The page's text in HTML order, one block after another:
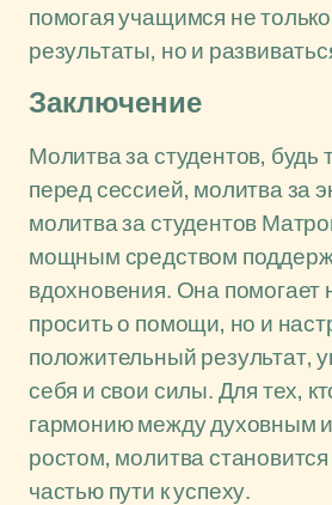
помогая учащимся не
результаты, но и
Заключение
Молитва за студентов, будь
перед сессией, молитва за
молитва за студентов
мощным средством
вдохновения. Она помогает
просить о помощи, но и
положительный результат,
себя и свои силы. Для тех,
гармонию между духовным
ростом, молитва
частью пути к успеху.